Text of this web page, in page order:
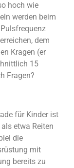
hoch wie
werden beim
dem
Kragen (er
15
Fragen?
für Kinder ist
etwa Reiten
die
mit
bereits zu